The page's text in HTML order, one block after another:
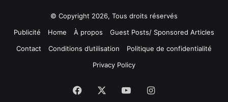
© Copyright 2026, Tous droits réservés
Publicité
Home À propos
Guest Posts/ Sponsored Articles
Contact
Conditions d’utilisation
Politique de confidentialité
Privacy Policy
Facebook YouTubeInstagram